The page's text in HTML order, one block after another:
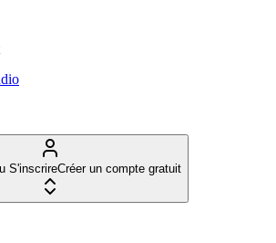
S'inscrireCréer un compte gratuit